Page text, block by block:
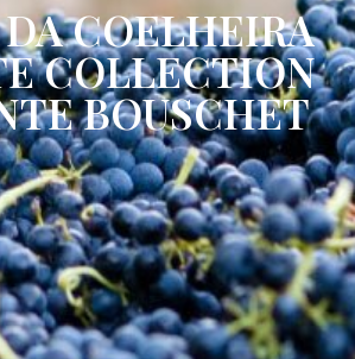
COELHEIRA
COLLECTION
BOUSCHET